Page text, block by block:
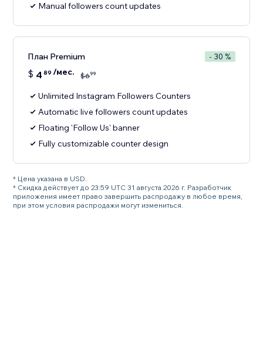
Manual followers count updates
План Premium - 30 %
$ 4 89 /мес. $699
Unlimited Instagram Followers Counters
Automatic live followers count updates
Floating 'Follow Us' banner
Fully customizable counter design
* Цена указана в USD.
* Скидка действует до 23:59 UTC 31 августа 2026 г. Разработчик
приложения имеет право завершить распродажу в любое время,
при этом условия распродажи могут измениться.